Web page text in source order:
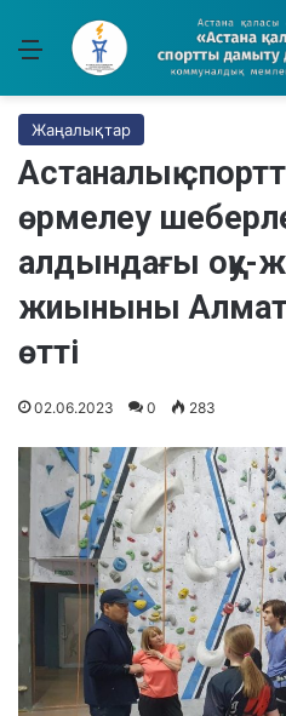
Мәзір
Жаңалықтар
Астаналық
өрмелеу
алдындағы оқу-
жиыныны
өтті
02.06.2023 0 283